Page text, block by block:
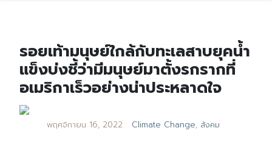
รอยเท้ามนุษย์ใกล้กับทะเลสาบยุคน้ำ
แข็งบ่งชี้ว่ามีมนุษย์มาตั้งรกรากที่
อเมริกาเร็วอย่างน่าประหลาดใจ
พฤศจิกายน 16, 2022 Climate Change, สังคม